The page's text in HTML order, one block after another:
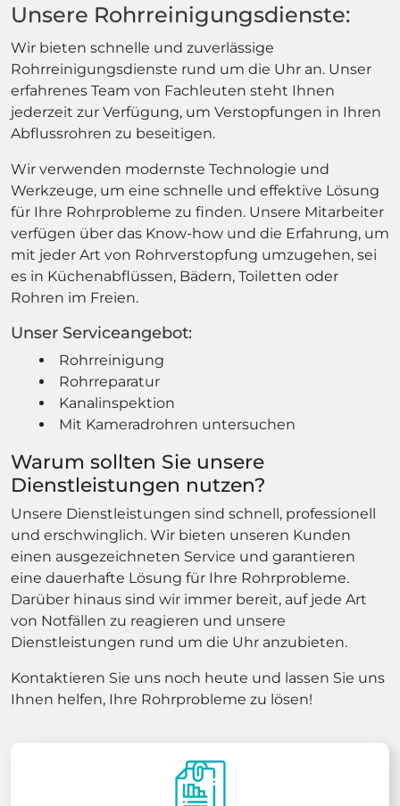
Unsere Rohrreinigungsdienste:
Wir bieten schnelle und zuverlässige
Rohrreinigungsdienste rund um die Uhr an. Unser
erfahrenes Team von Fachleuten steht Ihnen
jederzeit zur Verfügung, um Verstopfungen in Ihren
Abflussrohren zu beseitigen.
Wir verwenden modernste Technologie und
Werkzeuge, um eine schnelle und effektive Lösung
für Ihre Rohrprobleme zu finden. Unsere Mitarbeiter
verfügen über das Know-how und die Erfahrung, um
mit jeder Art von Rohrverstopfung umzugehen, sei
es in Küchenabflüssen, Bädern, Toiletten oder
Rohren im Freien.
Unser Serviceangebot:
Rohrreinigung
Rohrreparatur
Kanalinspektion
Mit Kameradrohren untersuchen
Warum sollten Sie unsere
Dienstleistungen nutzen?
Unsere Dienstleistungen sind schnell, professionell
und erschwinglich. Wir bieten unseren Kunden
einen ausgezeichneten Service und garantieren
eine dauerhafte Lösung für Ihre Rohrprobleme.
Darüber hinaus sind wir immer bereit, auf jede Art
von Notfällen zu reagieren und unsere
Dienstleistungen rund um die Uhr anzubieten.
Kontaktieren Sie uns noch heute und lassen Sie uns
Ihnen helfen, Ihre Rohrprobleme zu lösen!